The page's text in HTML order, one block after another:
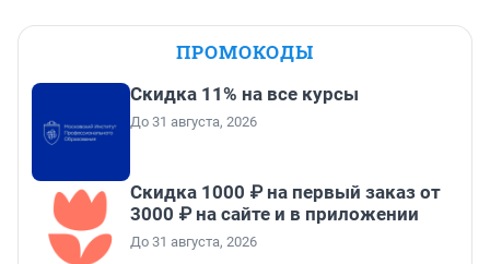
ПРОМОКОДЫ
Скидка 11% на все курсы
До 31 августа, 2026
Скидка 1000 ₽ на первый заказ от
3000 ₽ на сайте и в приложении
До 31 августа, 2026